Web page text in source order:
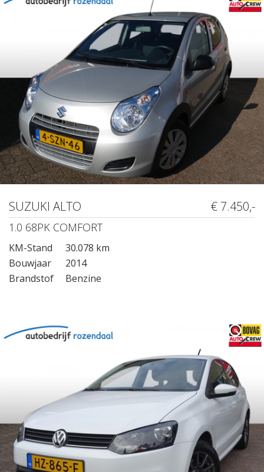
SUZUKI ALTO € 7.450,-
1.0 68PK COMFORT
KM-Stand
30.078 km
Bouwjaar
2014
Brandstof
Benzine